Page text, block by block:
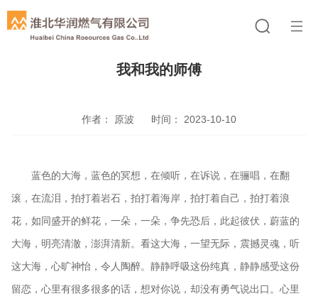
我和我的师傅
作者： 原波 时间： 2023-10-10
蓝色的大海，蓝色的冥想，在倾听，在诉说，在骊唱，在翻
滚，在流泪，拍打着岩石，拍打着海岸，拍打着自己，拍打着浪
花，如同盛开的鲜花，一朵，一朵，争先恐后，此起彼伏，蔚蓝的
大海，明亮清澈，澎湃清新。看这大海，一望无际，震撼灵魂，听
这大海，心旷神怡，令人陶醉。静静呼吸这份纯真，静静感受这份
留恋，心里有很多很多的话，想对你说，却没有勇气说出口。心里